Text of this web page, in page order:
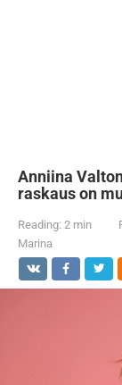
Anniina
raskaus on
Reading: 2 min
Marina